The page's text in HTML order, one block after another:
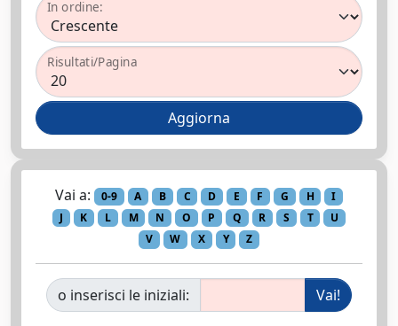
In ordine:
Risultati/Pagina
Vai a: 0-9 A B C D E F G H
I
J
K L M N O P Q R S T
U
V
W X Y Z
o inserisci le iniziali: